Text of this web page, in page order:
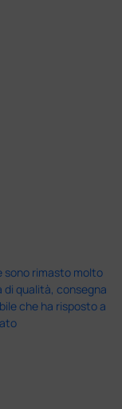
sono rimasto molto
qualità, consegna
che ha risposto a